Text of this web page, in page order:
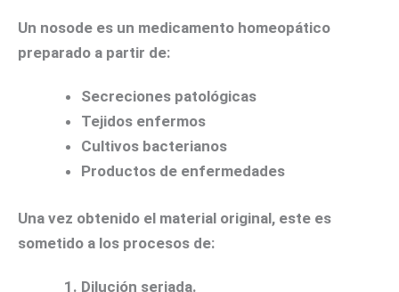
Un nosode es un medicamento homeopático
preparado a partir de:
Secreciones patológicas
Tejidos enfermos
Cultivos bacterianos
Productos de enfermedades
Una vez obtenido el material original, este es
sometido a los procesos de:
Dilución seriada.